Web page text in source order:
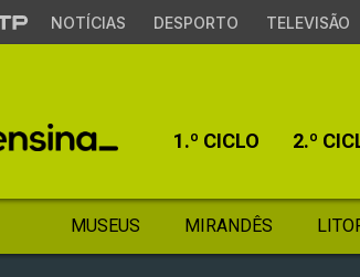
NOTÍCIAS DESPORTO TELEVISÃO
1.º CICLO 2.º
MUSEUS MIRANDÊS